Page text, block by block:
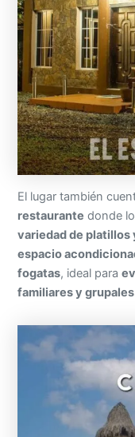
El lugar también
restaurante donde
variedad de platillos
espacio
fogatas, ideal para
familiares y grupales